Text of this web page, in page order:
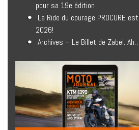
pour sa 19e édition
La Ride du courage PROCURE
2026!
Archives – Le Billet de Zabel.